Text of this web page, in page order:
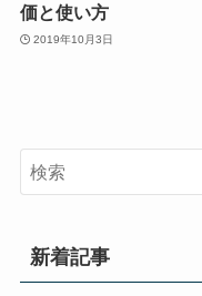
価と使い方
2019年10月3日
新着記事